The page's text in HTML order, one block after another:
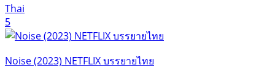
Thai
5
Noise (2023) NETFLIX บรรยายไทย